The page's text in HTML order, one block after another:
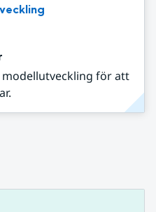
modellutveckling för att